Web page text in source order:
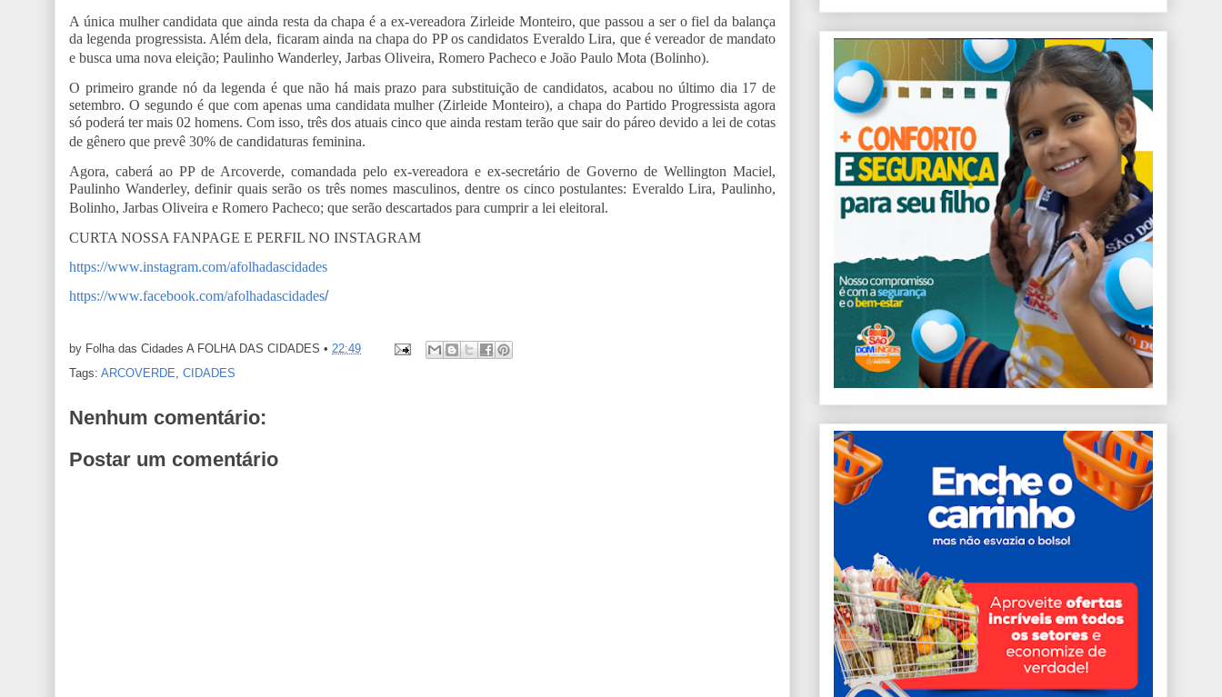
A única mulher candidata que ainda resta da chapa é a ex-vereadora Zirleide Monteiro, que passou a ser o fiel da balança
da legenda progressista. Além dela, ficaram ainda na chapa do PP os candidatos Everaldo Lira, que é vereador de mandato
e busca uma nova eleição; Paulinho Wanderley, Jarbas Oliveira, Romero Pacheco e João Paulo Mota (Bolinho).
O primeiro grande nó da legenda é que não há mais prazo para substituição de candidatos, acabou no último dia 17 de
setembro. O segundo é que com apenas uma candidata mulher (Zirleide Monteiro), a chapa do Partido Progressista agora
só poderá ter mais 02 homens. Com isso, três dos atuais cinco que ainda restam terão que sair do páreo devido a lei de cotas
de gênero que prevê 30% de candidaturas feminina.
Agora, caberá ao PP de Arcoverde, comandada pelo ex-vereadora e ex-secretário de Governo de Wellington Maciel,
Paulinho Wanderley, definir quais serão os três nomes masculinos, dentre os cinco postulantes: Everaldo Lira, Paulinho,
Bolinho, Jarbas Oliveira e Romero Pacheco; que serão descartados para cumprir a lei eleitoral.
CURTA NOSSA FANPAGE E PERFIL NO INSTAGRAM
https://www.instagram.com/afolhadascidades
https://www.facebook.com/afolhadascidades/
by Folha das Cidades A FOLHA DAS CIDADES • 22:49
Tags: ARCOVERDE, CIDADES
Nenhum comentário:
Postar um comentário